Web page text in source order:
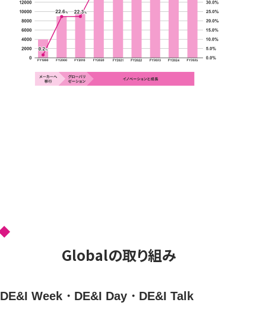
Globalの取り組み
DE&I Week・DE&I Day・DE&I Talk